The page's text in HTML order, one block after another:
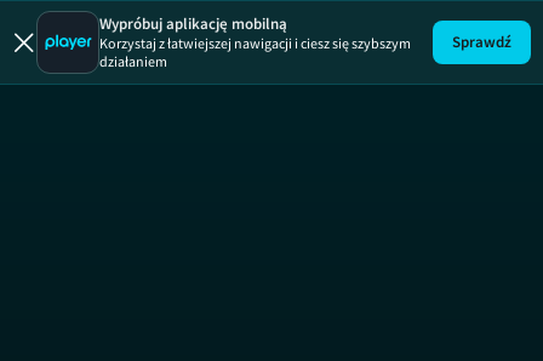
Wypróbuj aplikację mobilną
Korzystaj z łatwiejszej nawigacji i ciesz się szybszym
działaniem
Sprawdź